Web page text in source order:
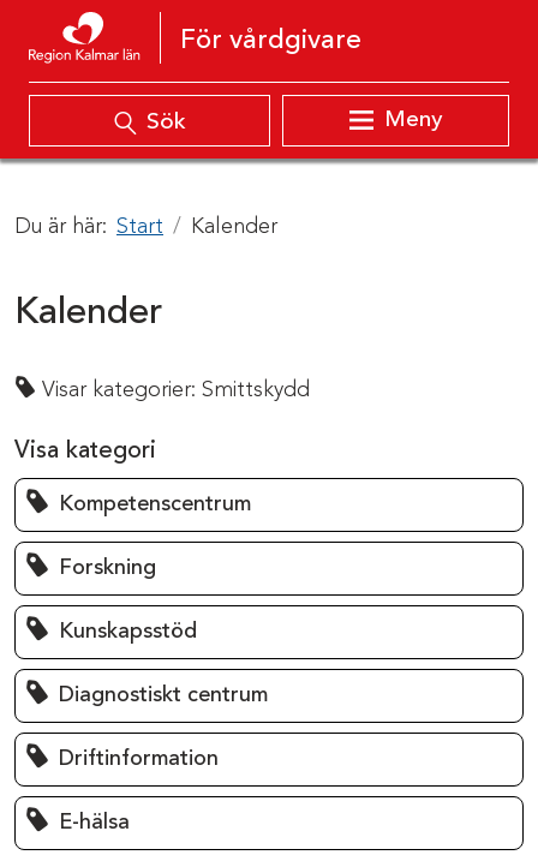
Hoppa till innehåll
För vårdgivare
Sök Meny
Du är här: Start Kalender
Kalender
Visar kategorier: Smittskydd
Visa kategori
Kompetenscentrum
Forskning
Kunskapsstöd
Diagnostiskt centrum
Driftinformation
E-hälsa